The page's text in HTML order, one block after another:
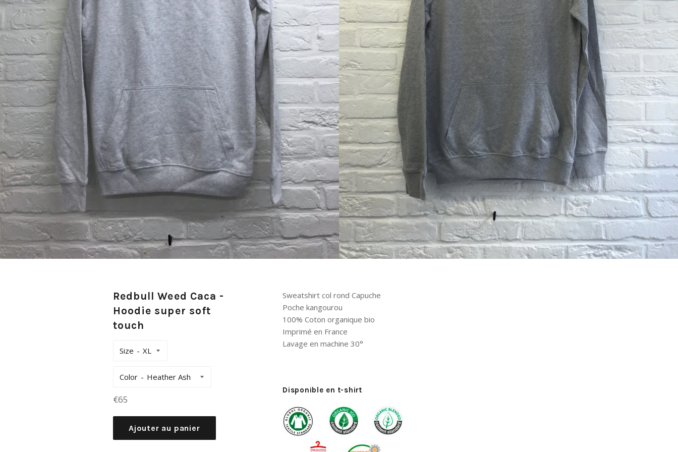
Redbull Weed Caca -
Hoodie super soft
touch
Size
Color
Prix
€65
Ajouter au panier
Sweatshirt col rond Capuche
Poche kangourou
100% Coton organique bio
Imprimé en France
Lavage en machine 30°
Disponible en t-shirt